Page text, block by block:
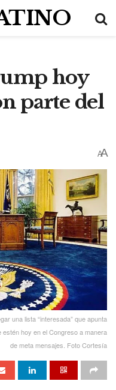
hoy
parte del
AA
una lista “interesada” que apunta
hoy en el Congreso a manera
de meta mensajes. Foto Cortesía